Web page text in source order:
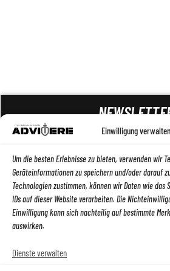
Einwilligung verwalten
Um die besten Erlebnisse zu bieten, verwenden wir
Geräteinformationen zu speichern und/oder darauf
Technologien zustimmen, können wir Daten wie
IDs auf dieser Website verarbeiten. Die
Einwilligung kann sich nachteilig auf bestimmte
auswirken.
Dienste verwalten